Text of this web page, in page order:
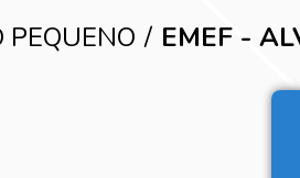
PEQUENO EMEF -